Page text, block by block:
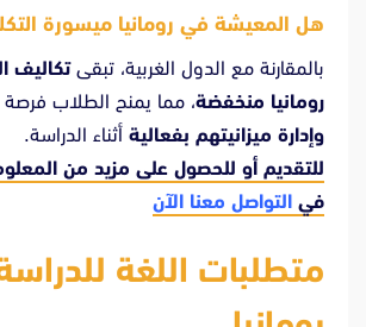
هل المعيشة في رومانيا ميسورة
بالمقارنة مع الدول الغربية، تبقىتكاليف
رومانيا منخفضة، مما يمنح الطلاب فرصة
وإدارة ميزانيتهم بفعالية أثناء الدراسة.
للتقديم أو للحصول على مزيد من
في التواصل معنا الآن
متطلبات اللغة